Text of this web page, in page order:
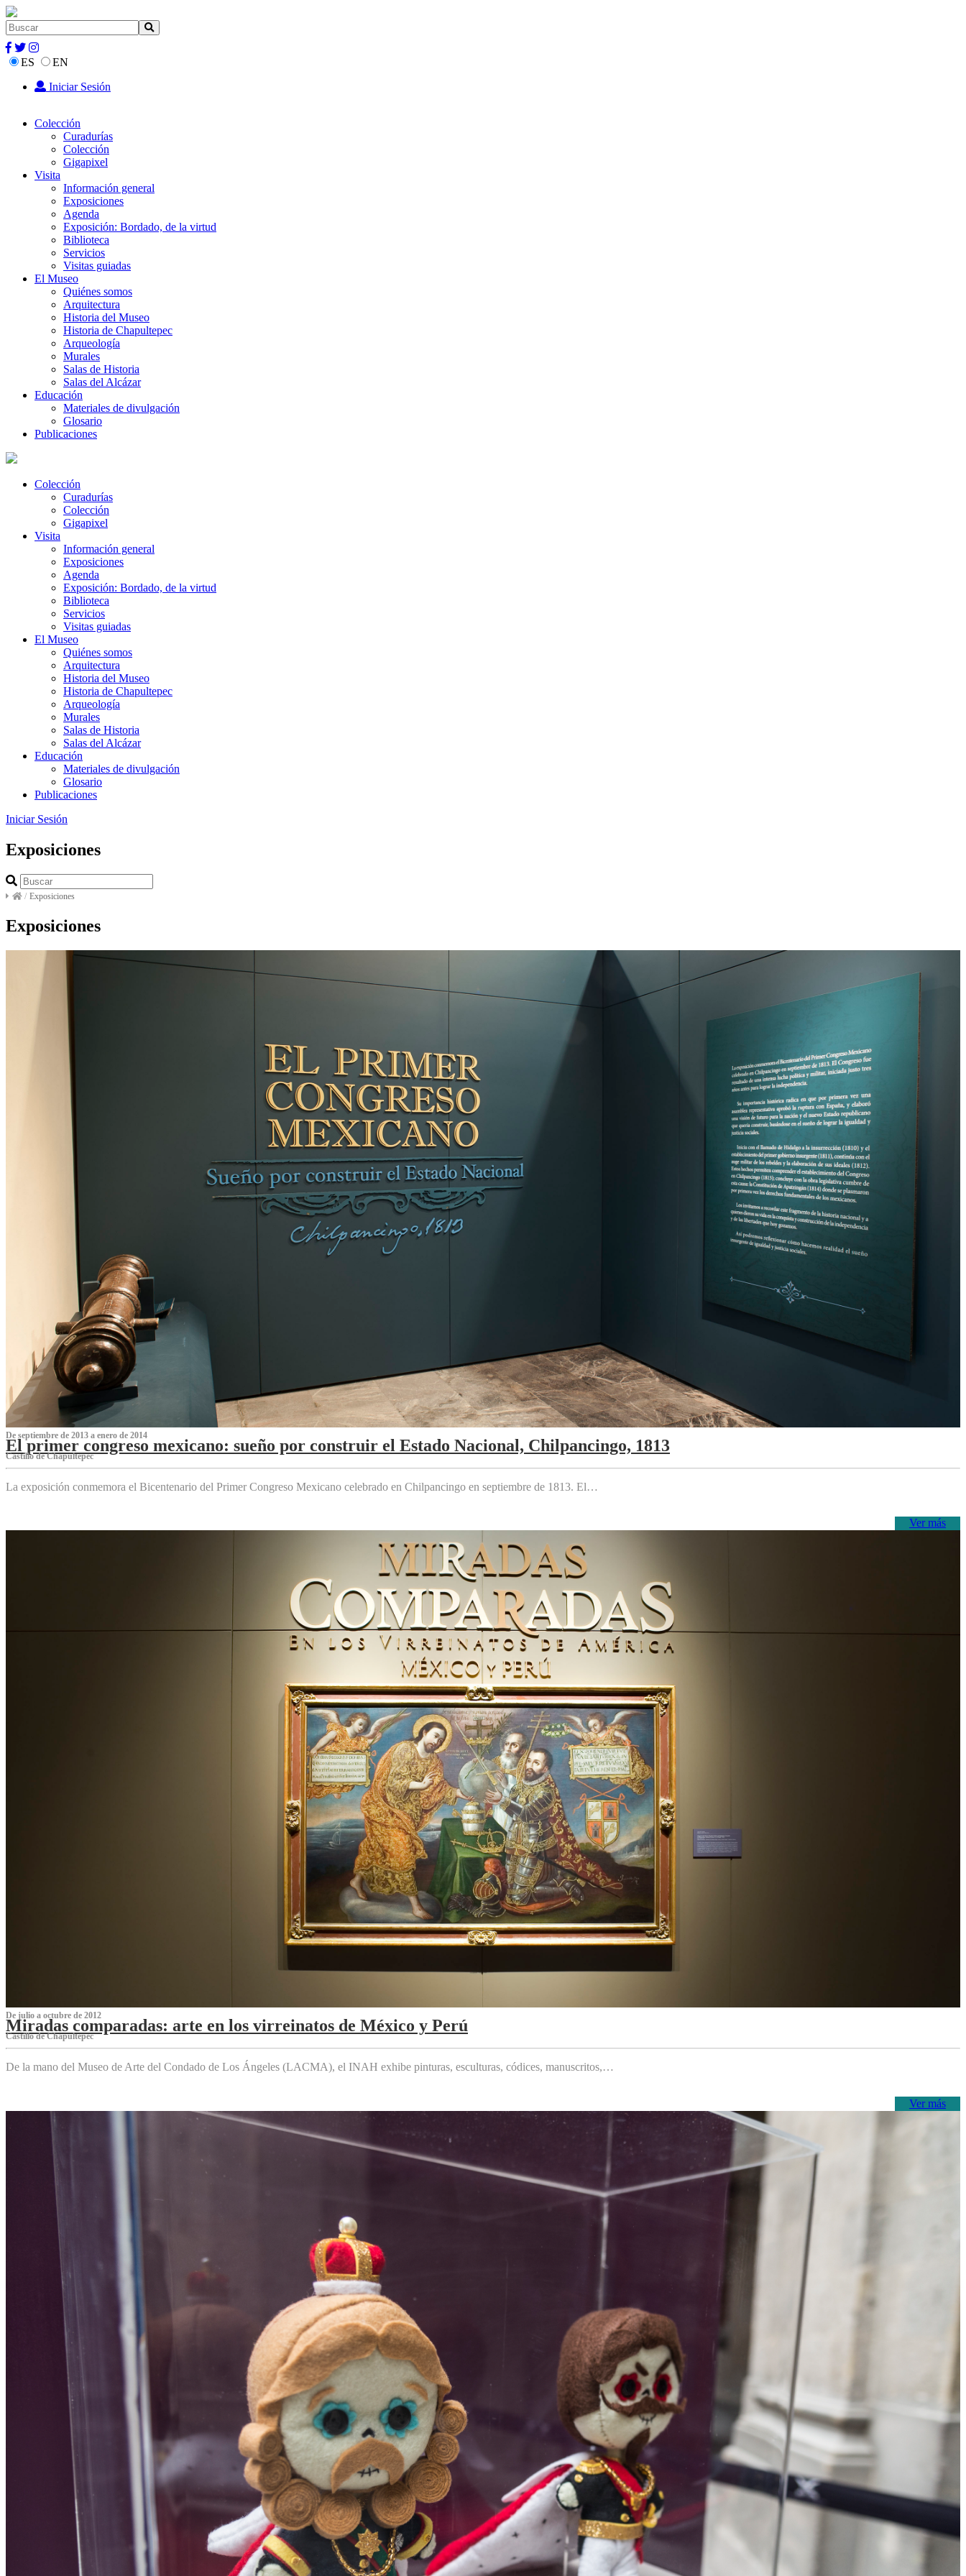
ES
EN
Iniciar Sesión
Colección
Curadurías
Colección
Gigapixel
Visita
Información general
Exposiciones
Agenda
Exposición: Bordado, de la virtud
Biblioteca
Servicios
Visitas guiadas
El Museo
Quiénes somos
Arquitectura
Historia del Museo
Historia de Chapultepec
Arqueología
Murales
Salas de Historia
Salas del Alcázar
Educación
Materiales de divulgación
Glosario
Publicaciones
Colección
Curadurías
Colección
Gigapixel
Visita
Información general
Exposiciones
Agenda
Exposición: Bordado, de la virtud
Biblioteca
Servicios
Visitas guiadas
El Museo
Quiénes somos
Arquitectura
Historia del Museo
Historia de Chapultepec
Arqueología
Murales
Salas de Historia
Salas del Alcázar
Educación
Materiales de divulgación
Glosario
Publicaciones
Iniciar Sesión
Exposiciones
/ Exposiciones
Exposiciones
De septiembre de 2013 a enero de 2014
El primer congreso mexicano: sueño por construir el Estado Nacional, Chilpancingo, 1813
Castillo de Chapultepec
La exposición conmemora el Bicentenario del Primer Congreso Mexicano celebrado en Chilpancingo en septiembre de 1813. El…
Ver más
De julio a octubre de 2012
Miradas comparadas: arte en los virreinatos de México y Perú
Castillo de Chapultepec
De la mano del Museo de Arte del Condado de Los Ángeles (LACMA), el INAH exhibe pinturas, esculturas, códices, manuscritos,…
Ver más